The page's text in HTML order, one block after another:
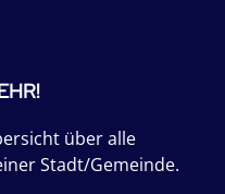
über alle
Stadt/Gemeinde.